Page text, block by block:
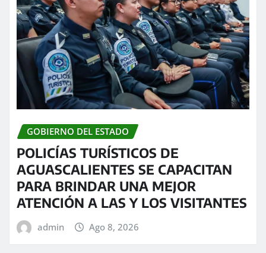
GOBIERNO DEL ESTADO
POLICÍAS TURÍSTICOS DE
AGUASCALIENTES SE CAPACITAN
PARA BRINDAR UNA MEJOR
ATENCIÓN A LAS Y LOS VISITANTES
admin Ago 8, 2026